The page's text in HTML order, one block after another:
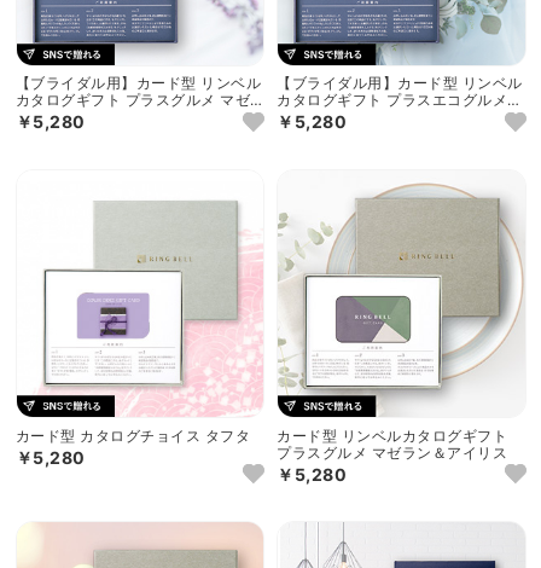
【ブライダル用】カード型 リンベル
カタログギフト プラスグルメ マゼ
ラン＆アイリス
￥5,280
【ブライダル用】カード型 リンベル
カタログギフト プラスエコグルメ
マゼラン＆エコアイリス
￥5,280
カード型 カタログチョイス タフタ
￥5,280
カード型 リンベルカタログギフト
プラスグルメ マゼラン＆アイリス
￥5,280